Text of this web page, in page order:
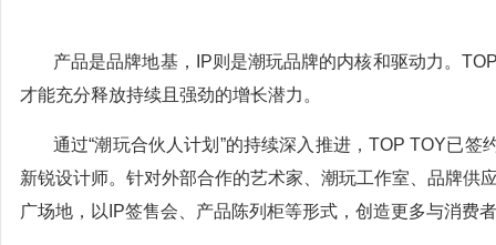
产品是品牌地基，IP则是潮玩品牌的内核和驱动力。
才能充分释放持续且强劲的增长潜力。
通过“潮玩合伙人计划”的持续深入推进，TOP TOY已
新锐设计师。针对外部合作的艺术家、潮玩工作室、品牌供
广场地，以IP签售会、产品陈列柜等形式，创造更多与消费